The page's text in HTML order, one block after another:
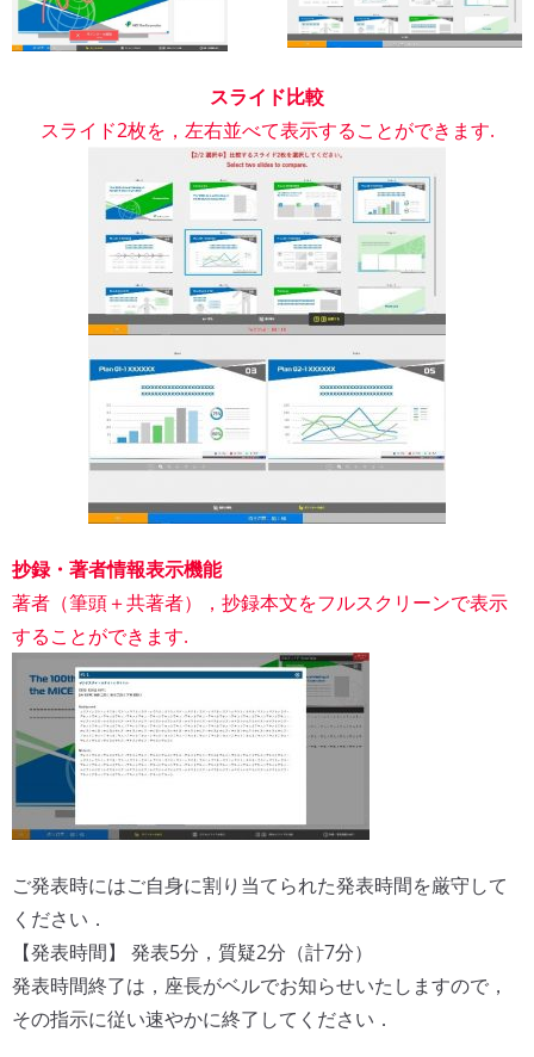
スライド比較
スライド2枚を，左右並べて表示することができます.
抄録・著者情報表示機能
著者（筆頭＋共著者），抄録本文をフルスクリーンで表示
することができます.
ご発表時にはご自身に割り当てられた発表時間を厳守して
ください．
【発表時間】 発表5分，質疑2分（計7分）
発表時間終了は，座長がベルでお知らせいたしますので，
その指示に従い速やかに終了してください．